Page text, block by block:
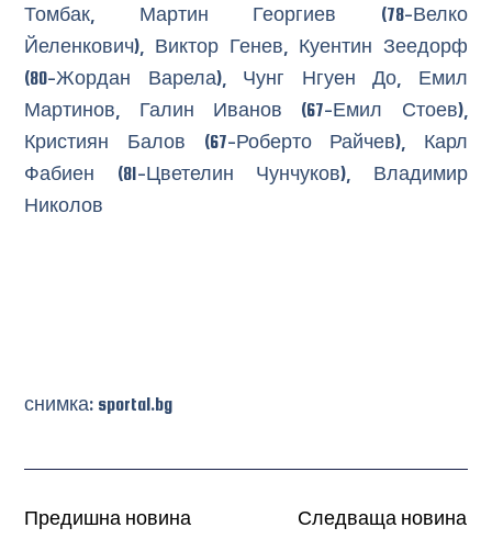
Томбак, Мартин Георгиев (78-Велко
Йеленкович), Виктор Генев, Куентин Зеедорф
(80-Жордан Варела), Чунг Нгуен До, Емил
Мартинов, Галин Иванов (67-Емил Стоев),
Кристиян Балов (67-Роберто Райчев), Карл
Фабиен (81-Цветелин Чунчуков), Владимир
Николов
снимка: sportal.bg
Предишна новина Следваща новина